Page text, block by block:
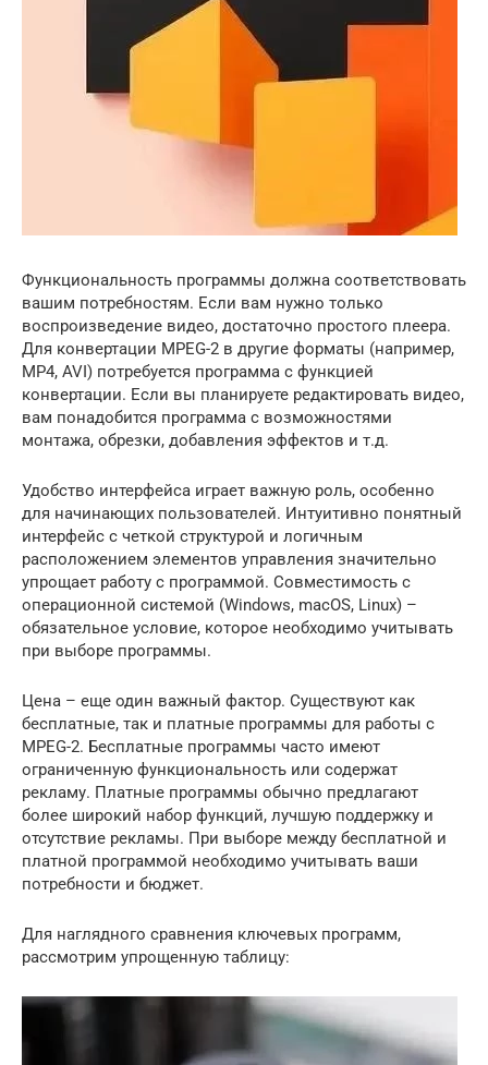
Функциональность программы должна соответствовать
вашим потребностям. Если вам нужно только
воспроизведение видео, достаточно простого плеера.
Для конвертации MPEG-2 в другие форматы (например,
MP4, AVI) потребуется программа с функцией
конвертации. Если вы планируете редактировать видео,
вам понадобится программа с возможностями
монтажа, обрезки, добавления эффектов и т.д.
Удобство интерфейса играет важную роль, особенно
для начинающих пользователей. Интуитивно понятный
интерфейс с четкой структурой и логичным
расположением элементов управления значительно
упрощает работу с программой. Совместимость с
операционной системой (Windows, macOS, Linux) –
обязательное условие, которое необходимо учитывать
при выборе программы.
Цена – еще один важный фактор. Существуют как
бесплатные, так и платные программы для работы с
MPEG-2. Бесплатные программы часто имеют
ограниченную функциональность или содержат
рекламу. Платные программы обычно предлагают
более широкий набор функций, лучшую поддержку и
отсутствие рекламы. При выборе между бесплатной и
платной программой необходимо учитывать ваши
потребности и бюджет.
Для наглядного сравнения ключевых программ,
рассмотрим упрощенную таблицу: